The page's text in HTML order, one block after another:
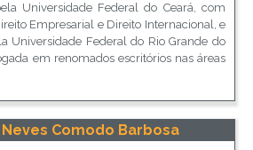
Universidade Federal do Ceará, com
Empresarial e Direito Internacional, e
Universidade Federal do Rio Grande do
em renomados escritórios nas áreas
e internacional e, há 10 anos, trabalha
Programa de Compliance e seu Código
a função de Coordenadora Jurídica
e ministra palestras sobre o tema.
Neves Comodo Barbosa